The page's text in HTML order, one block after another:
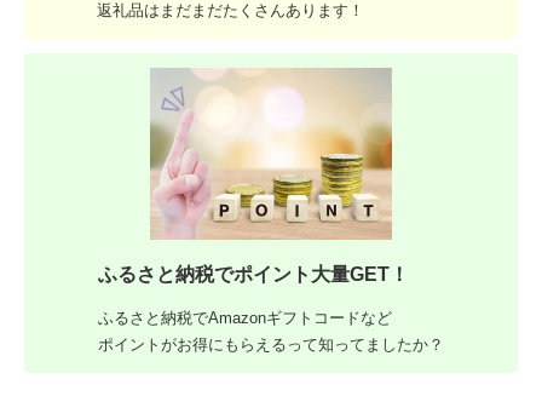
返礼品はまだまだたくさんあります！
ふるさと納税でポイント大量GET！
ふるさと納税でAmazonギフトコードなど
ポイントがお得にもらえるって知ってましたか？